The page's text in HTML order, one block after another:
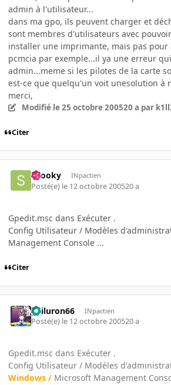
admin à l'utilisateur...
dans ma gpo, ils peuvent charger et
sont membres d'utilisateurs avec
installer une imprimante, mais pas
pcmcia par exemple...il ya une erreur
admin...meme si les pilotes de la carte
est-ce que quelqu'un voit unesolution à
merci,
Modifié le 25 octobre 200520 a par
Citer
snooky INpactien
Posté(e) le 12 octobre 200520 a
Gpedit.msc dans Exécuter .
Config Utilisateur / Modèles
Management Console ...
Citer
gailuron66 INpactien
Posté(e) le 12 octobre 200520 a
Gpedit.msc dans Exécuter .
Config Utilisateur / Modèles
Windows / Microsoft Management